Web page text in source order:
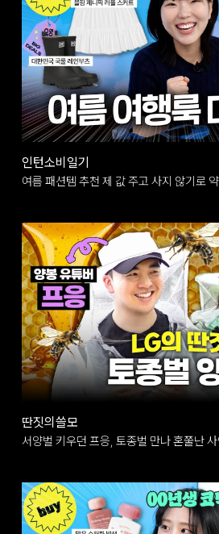
인턴소비일기
여름 패션템 추천 제 값 주고 사지 않기로
딴짓의쓸모
서양벌 키우던 프응, 토종벌 만나 혼쭐난